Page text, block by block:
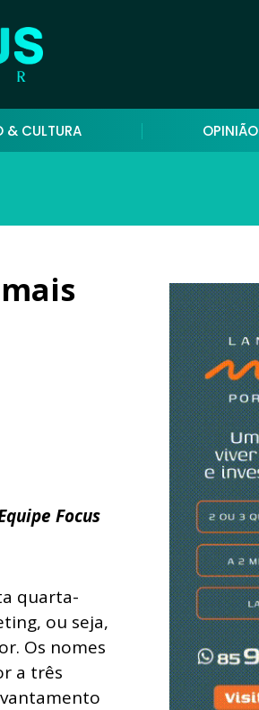
& CULTURA OPINIÃO
Focus
quarta-
ou seja,
Os nomes
a três